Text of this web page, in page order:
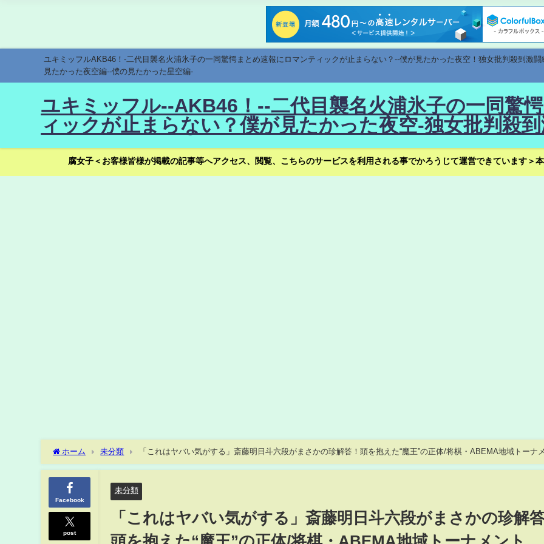
ユキミッフルAKB46！-二代目襲名火浦氷子の一同驚愕まとめ速報にロマンティックが止まらない？--僕が見たかった夜空！独女批判殺到激
見たかった夜空編--僕の見たかった星空編-
ユキミッフル--AKB46！--二代目襲名火浦氷子の一同驚
ィックが止まらない？僕が見たかった夜空-独女批判殺
腐女子＜お客様皆様が掲載の記事等へアクセス、閲覧、こちらのサービスを利用される事でかろうじて運営できています＞
ホーム 未分類
「これはヤバい気がする」斎藤明日斗六段がまさかの珍解答！頭を抱えた“魔王”の正体/将棋・ABEMA地域トーナメ
2026(ABEMA TIMES)
Facebook
post
未分類
「これはヤバい気がする」斎藤明日斗六段がまさかの珍解答
頭を抱えた“魔王”の正体/将棋・ABEMA地域トーナメント